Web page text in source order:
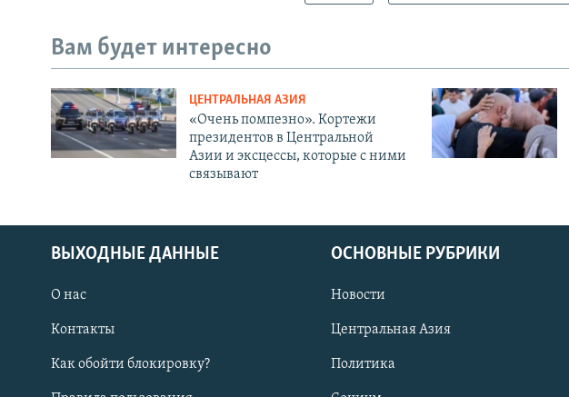
Вам будет интересно
ЦЕНТРАЛЬНАЯ АЗИЯ
«Очень помпезно». Кортежи
президентов в Центральной
Азии и эксцессы, которые с ними
связывают
ВЫХОДНЫЕ ДАННЫЕ
О нас
Контакты
Как обойти блокировку?
ОСНОВНЫЕ РУБРИКИ
Новости
Центральная Азия
Политика